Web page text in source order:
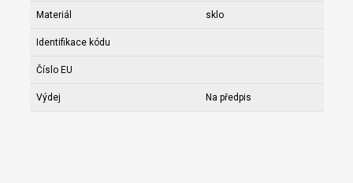
Materiál sklo
Identifikace kódu
Číslo EU
Výdej Na předpis